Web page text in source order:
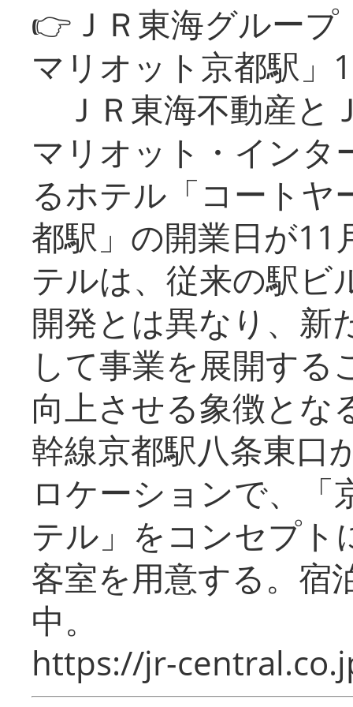
👉ＪＲ東海グルー
マリオット京都駅」
ＪＲ東海不動産と
マリオット・インタ
るホテル「コートヤ
都駅」の開業日が11
テルは、従来の駅ビ
開発とは異なり、新
して事業を展開する
向上させる象徴とな
幹線京都駅八条東口
ロケーションで、「
テル」をコンセプト
客室を用意する。宿
中。
https://jr-